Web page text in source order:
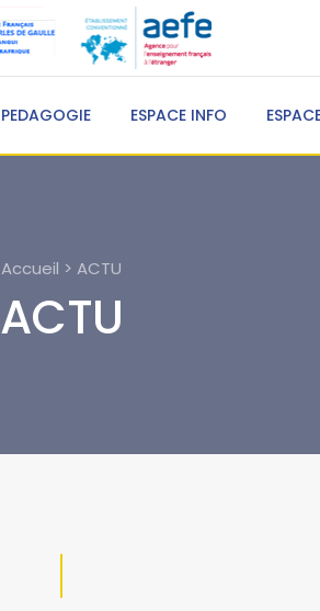
PEDAGOGIE ESPACE INFO
Accueil > ACTU
ACTU